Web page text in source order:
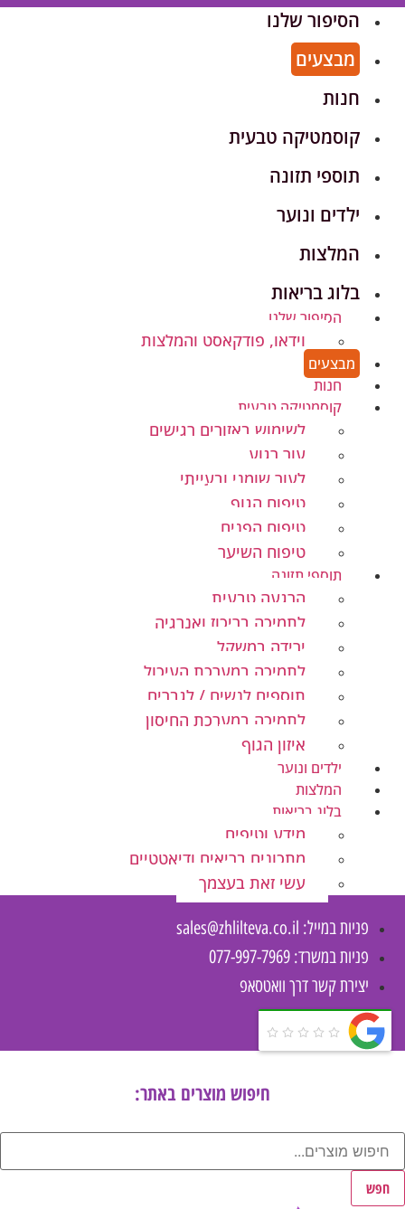
הסיפור שלנו
מבצעים
חנות
קוסמטיקה טבעית
תוספי תזונה
ילדים ונוער
המלצות
בלוג בריאות
הסיפור שלנו
וידאו, פודקאסט והמלצות
מבצעים
חנות
קוסמטיקה טבעית
לשימוש באזורים רגישים
עור רגוע
לעור שומני ובעייתי
טיפוח הגוף
טיפוח הפנים
טיפוח השיער
תוספי תזונה
הרגעה טבעית
לתמיכה בריכוז ואנרגיה
ירידה במשקל
לתמיכה במערכת העיכול
תוספים לנשים / לגברים
לתמיכה במערכת החיסון
איזון הגוף
ילדים ונוער
המלצות
בלוג בריאות
מידע וטיפים
מתכונים בריאים ודיאטטיים
עשי זאת בעצמך
פניות במייל: sales@zhlilteva.co.il
פניות במשרד: 077-997-7969
יצירת קשר דרך וואטסאפ
חיפוש מוצרים באתר:
חפש